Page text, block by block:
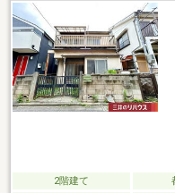
物件をご覧になっても、ど
お問い合わせ下さい！大泉学
108】まで！
2階建て